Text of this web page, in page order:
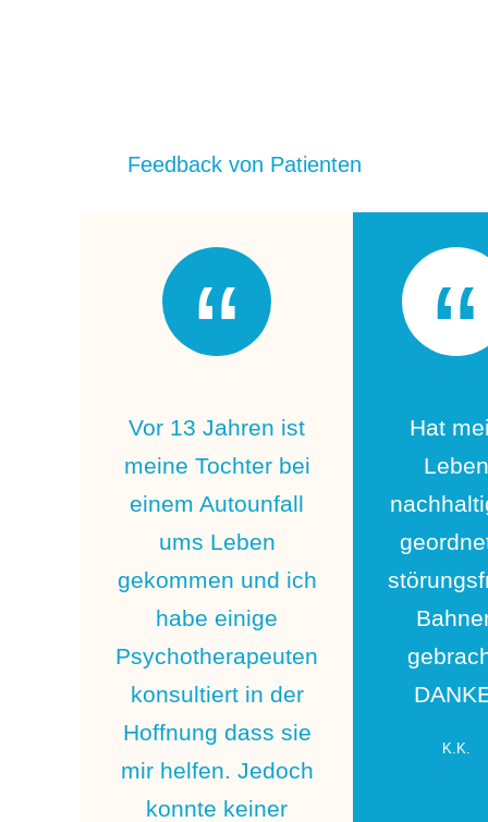
Feedback von Patienten
Vor 13 Jahren ist
meine Tochter bei
einem Autounfall
ums Leben
gekommen und ich
habe einige
Psychotherapeuten
konsultiert in der
Hoffnung dass sie
mir helfen. Jedoch
konnte keiner
Hat
Leben
K.K.